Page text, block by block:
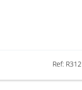
Ref: R312